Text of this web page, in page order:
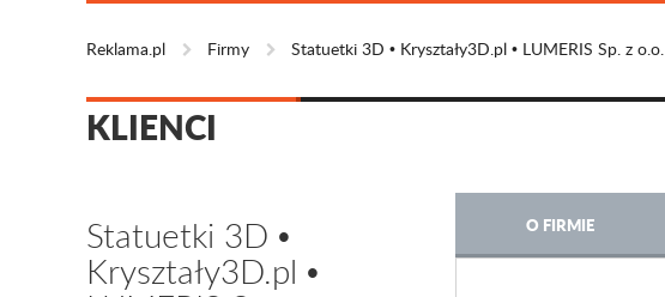
Reklama.pl Firmy Statuetki 3D • Kryształy3D.pl • LUMERIS Sp. z o.o.
KLIENCI
Statuetki 3D •
Kryształy3D.pl •
O FIRMIE